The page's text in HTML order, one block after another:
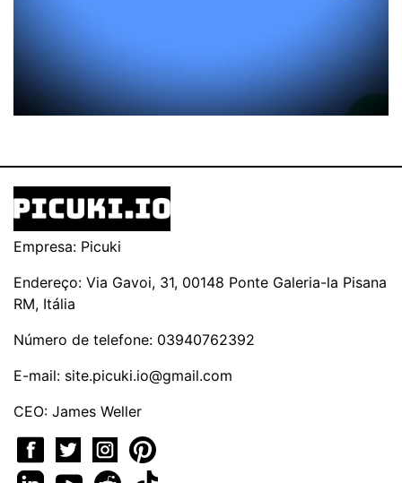
Empresa: Picuki
Endereço: Via Gavoi, 31, 00148 Ponte Galeria-la Pisana
RM, Itália
Número de telefone: 03940762392
E-mail: site.picuki.io@gmail.com
CEO: James Weller